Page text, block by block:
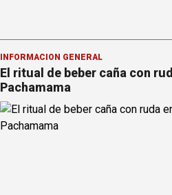
INFORMACION GENERAL
El ritual de beber caña con
Pachamama